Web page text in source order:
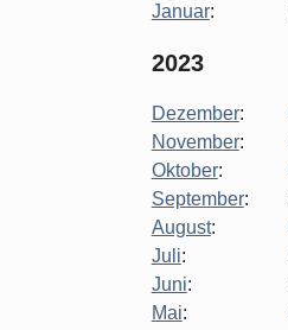
Januar:
2023
Dezember:
November:
Oktober:
September:
August:
Juli:
Juni:
Mai: